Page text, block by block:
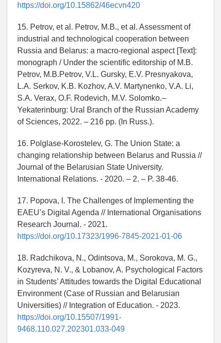
https://doi.org/10.15862/46ecvn420
15. Petrov, et al. Petrov, M.B., et al. Assessment of
industrial and technological cooperation between
Russia and Belarus: a macro-regional aspect [Text]:
monograph / Under the scientific editorship of M.B.
Petrov, M.B.Petrov, V.L. Gursky, E.V. Presnyakova,
L.A. Serkov, K.B. Kozhov, A.V. Martynenko, V.A. Li,
S.A. Verax, O.F. Rodevich, M.V. Solomko.–
Yekaterinburg: Ural Branch of the Russian Academy
of Sciences, 2022. – 216 pp. (In Russ.).
16. Polglase-Korostelev, G. The Union State: a
changing relationship between Belarus and Russia //
Journal of the Belarusian State University.
International Relations. - 2020. – 2. – P. 38-46.
17. Popova, I. The Challenges of Implementing the
EAEU’s Digital Agenda // International Organisations
Research Journal. - 2021.
https://doi.org/10.17323/1996-7845-2021-01-06
18. Radchikova, N., Odintsova, M., Sorokova, M. G.,
Kozyreva, N. V., & Lobanov, A. Psychological Factors
in Students’ Attitudes towards the Digital Educational
Environment (Case of Russian and Belarusian
Universities) // Integration of Education. - 2023.
https://doi.org/10.15507/1991-
9468.110.027.202301.033-049